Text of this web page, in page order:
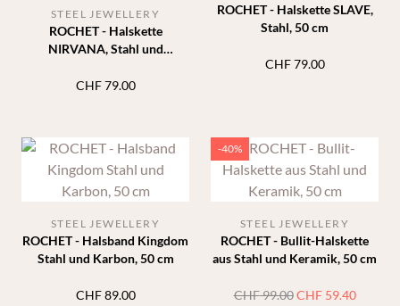
ROCHET - Halskette
NIRVANA, Stahl und
STEEL JEWELLERY
CHF79.00
ROCHET - Halskette SLAVE,
Stahl, 50 cm
CHF79.00
ROCHET - Halsband Kingdom
Stahl und Karbon, 50 cm
STEEL JEWELLERY
CHF89.00
-40%
ROCHET - Bullit-Halskette
aus Stahl und Keramik, 50 cm
STEEL JEWELLERY
CHF99.00 Ursprünglicher
CHF59.40